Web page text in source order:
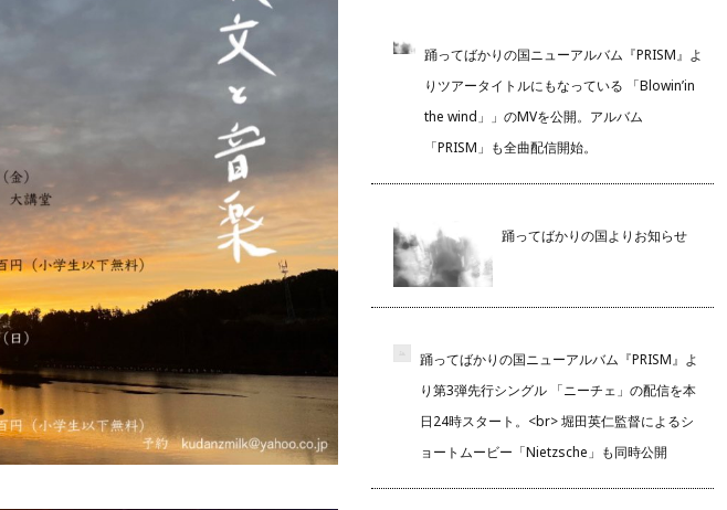
踊ってばかりの国ニューアルバム『PRISM』よ
りツアータイトルにもなっている 「Blowin’in
the wind」」のMVを公開。アルバム
「PRISM」も全曲配信開始。
踊ってばかりの国よりお知らせ
踊ってばかりの国ニューアルバム『PRISM』よ
り第3弾先行シングル 「ニーチェ」の配信を本
日24時スタート。<br> 堀田英仁監督によるシ
ョートムービー「Nietzsche」も同時公開